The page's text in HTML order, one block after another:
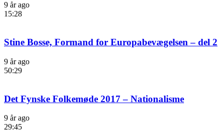
9 år ago
15:28
Stine Bosse, Formand for Europabevægelsen – del 2
9 år ago
50:29
Det Fynske Folkemøde 2017 – Nationalisme
9 år ago
29:45